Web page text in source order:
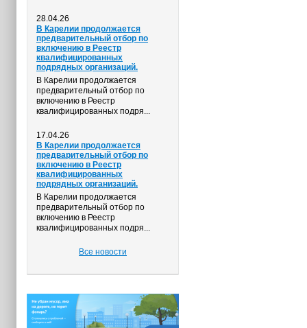
28.04.26
В Карелии продолжается
предварительный отбор по
включению в Реестр
квалифицированных
подрядных организаций.
В Карелии продолжается
предварительный отбор по
включению в Реестр
квалифицированных подря...
17.04.26
В Карелии продолжается
предварительный отбор по
включению в Реестр
квалифицированных
подрядных организаций.
В Карелии продолжается
предварительный отбор по
включению в Реестр
квалифицированных подря...
Все новости